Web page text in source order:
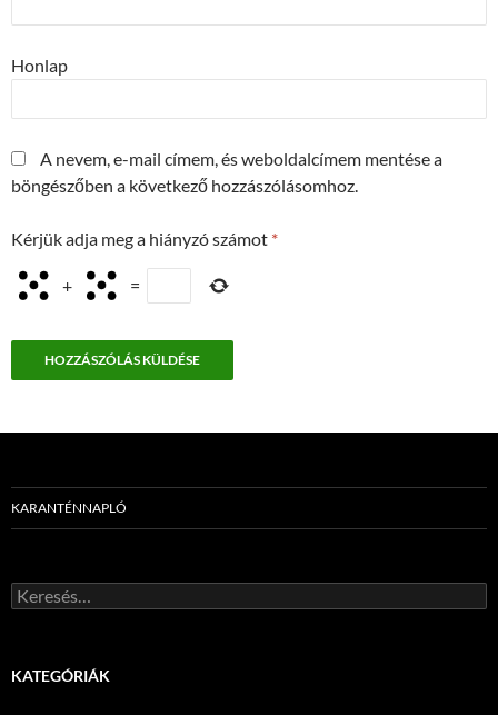
Honlap
A nevem, e-mail címem, és weboldalcímem mentése a
böngészőben a következő hozzászólásomhoz.
Kérjük adja meg a hiányzó számot *
+ =
KARANTÉNNAPLÓ
Keresés:
KATEGÓRIÁK